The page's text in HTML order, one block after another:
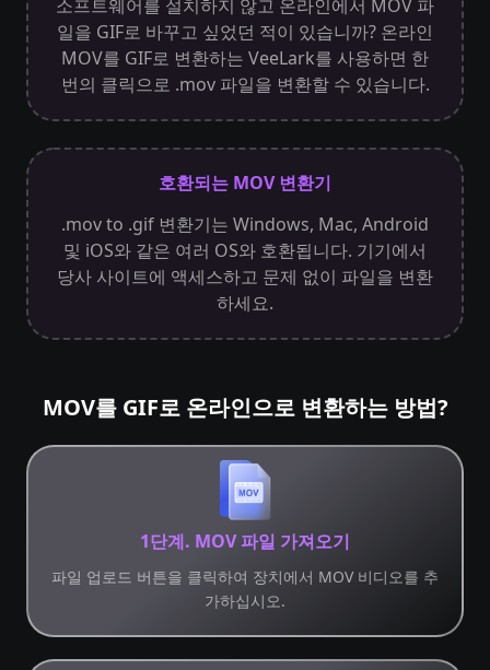
소프트웨어를 설치하지 않고 온라인에서 MOV 파
일을 GIF로 바꾸고 싶었던 적이 있습니까? 온라인
MOV를 GIF로 변환하는 VeeLark를 사용하면 한
번의 클릭으로 .mov 파일을 변환할 수 있습니다.
호환되는 MOV 변환기
.mov to .gif 변환기는 Windows, Mac, Android
및 iOS와 같은 여러 OS와 호환됩니다. 기기에서
당사 사이트에 액세스하고 문제 없이 파일을 변환
하세요.
MOV를 GIF로 온라인으로 변환하는 방법?
1단계. MOV 파일 가져오기
파일 업로드 버튼을 클릭하여 장치에서 MOV 비디오를 추
가하십시오.